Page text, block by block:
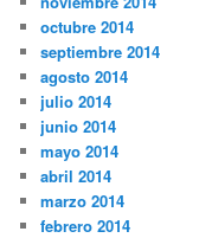
octubre 2014
septiembre 2014
agosto 2014
julio 2014
junio 2014
mayo 2014
abril 2014
marzo 2014
febrero 2014